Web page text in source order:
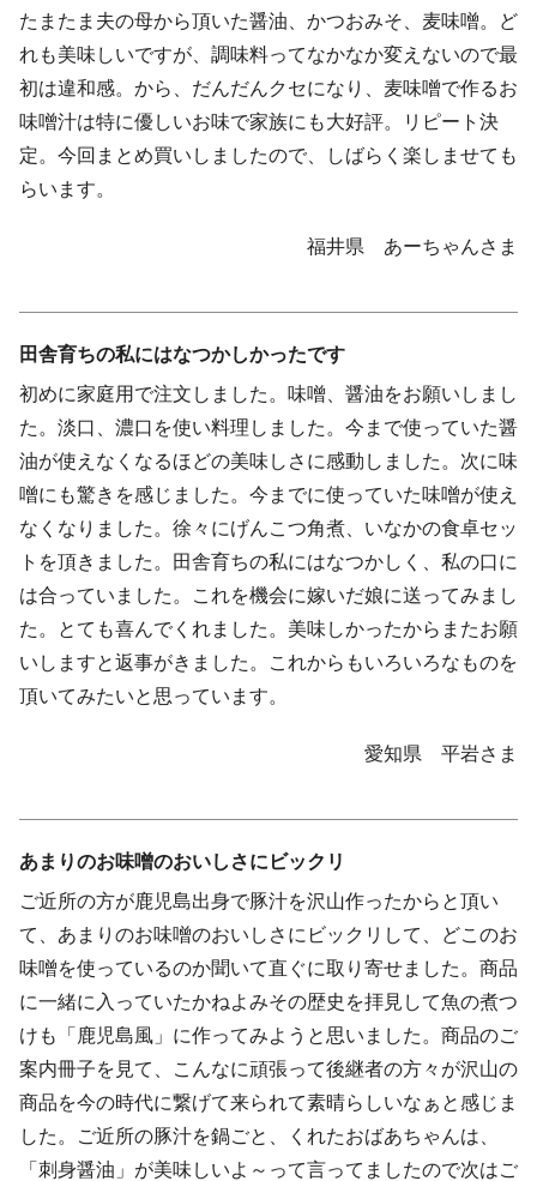
たまたま夫の母から頂いた醤油、かつおみそ、麦味噌。ど
れも美味しいですが、調味料ってなかなか変えないので最
初は違和感。から、だんだんクセになり、麦味噌で作るお
味噌汁は特に優しいお味で家族にも大好評。リピート決
定。今回まとめ買いしましたので、しばらく楽しませても
らいます。
福井県 あーちゃんさま
田舎育ちの私にはなつかしかったです
初めに家庭用で注文しました。味噌、醤油をお願いしまし
た。淡口、濃口を使い料理しました。今まで使っていた醤
油が使えなくなるほどの美味しさに感動しました。次に味
噌にも驚きを感じました。今までに使っていた味噌が使え
なくなりました。徐々にげんこつ角煮、いなかの食卓セッ
トを頂きました。田舎育ちの私にはなつかしく、私の口に
は合っていました。これを機会に嫁いだ娘に送ってみまし
た。とても喜んでくれました。美味しかったからまたお願
いしますと返事がきました。これからもいろいろなものを
頂いてみたいと思っています。
愛知県 平岩さま
あまりのお味噌のおいしさにビックリ
ご近所の方が鹿児島出身で豚汁を沢山作ったからと頂い
て、あまりのお味噌のおいしさにビックリして、どこのお
味噌を使っているのか聞いて直ぐに取り寄せました。商品
に一緒に入っていたかねよみその歴史を拝見して魚の煮つ
けも「鹿児島風」に作ってみようと思いました。商品のご
案内冊子を見て、こんなに頑張って後継者の方々が沢山の
商品を今の時代に繋げて来られて素晴らしいなぁと感じま
した。ご近所の豚汁を鍋ごと、くれたおばあちゃんは、
「刺身醤油」が美味しいよ～って言ってましたので次はご